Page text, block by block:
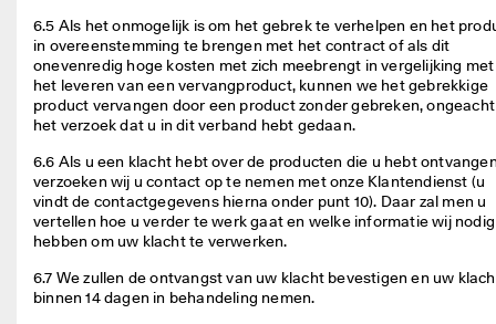
6.5 Als het onmogelijk is om het gebrek te verhelpen en het
in overeenstemming te brengen met het contract of als dit
onevenredig hoge kosten met zich meebrengt in vergelijking met
het leveren van een vervangproduct, kunnen we het gebrekkige
product vervangen door een product zonder gebreken, ongeacht
het verzoek dat u in dit verband hebt gedaan.
6.6 Als u een klacht hebt over de producten die u hebt
verzoeken wij u contact op te nemen met onze Klantendienst (u
vindt de contactgegevens hierna onder punt 10). Daar zal men u
vertellen hoe u verder te werk gaat en welke informatie wij nodig
hebben om uw klacht te verwerken.
6.7 We zullen de ontvangst van uw klacht bevestigen en uw
binnen 14 dagen in behandeling nemen.